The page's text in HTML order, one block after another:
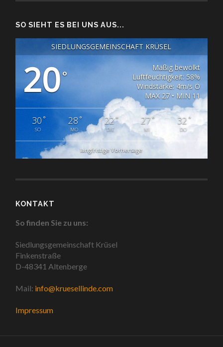
SO SIEHT ES BEI UNS AUS...
SIEDLUNGSGEMEINSCHAFT KRÜSEL
20°
Mäßig bewölkt
Luftfeuchtigkeit: 58%
Windstärke: 4m/s O
MAX 27 • MIN 11
30°
SO
28°
MO
22°
DIE
27°
MI
32 °
DO
langfristige Vorhersage
KONTAKT
So finden Sie zu uns:
Siedlungsgemeinschaft Krüsel
Finkenstraße
D-48341 Altenberge
Mail: info@kruesellinde.com
Impressum